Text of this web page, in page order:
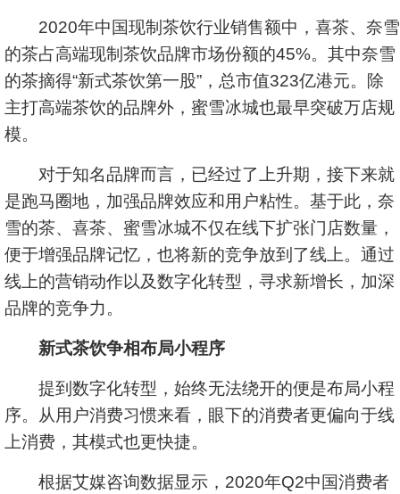
2020年中国现制茶饮行业销售额中，喜茶、奈雪
的茶占高端现制茶饮品牌市场份额的45%。其中奈雪
的茶摘得“新式茶饮第一股”，总市值323亿港元。除
主打高端茶饮的品牌外，蜜雪冰城也最早突破万店规
模。
对于知名品牌而言，已经过了上升期，接下来就
是跑马圈地，加强品牌效应和用户粘性。基于此，奈
雪的茶、喜茶、蜜雪冰城不仅在线下扩张门店数量，
便于增强品牌记忆，也将新的竞争放到了线上。通过
线上的营销动作以及数字化转型，寻求新增长，加深
品牌的竞争力。
新式茶饮争相布局小程序
提到数字化转型，始终无法绕开的便是布局小程
序。从用户消费习惯来看，眼下的消费者更偏向于线
上消费，其模式也更快捷。
根据艾媒咨询数据显示，2020年Q2中国消费者